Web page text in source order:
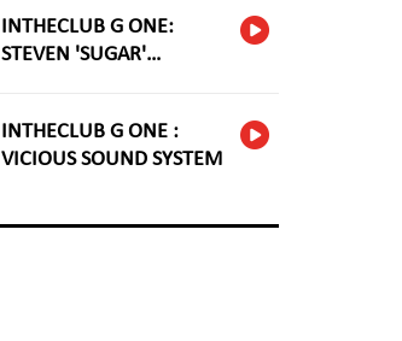
INTHECLUB G ONE:
STEVEN 'SUGAR'
INTHECLUB G ONE :
VICIOUS SOUND SYSTEM